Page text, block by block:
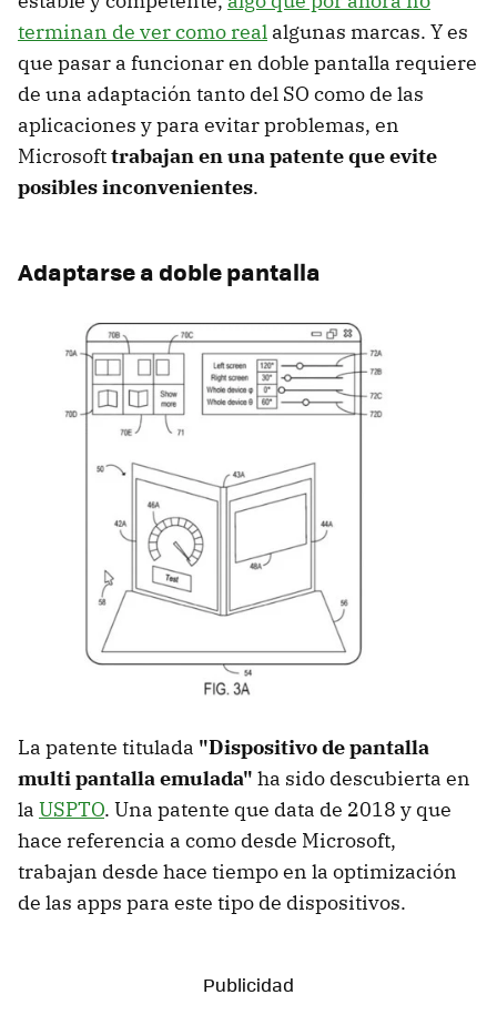
terminan de ver como real algunas marcas. Y es
que pasar a funcionar en doble pantalla requiere
de una adaptación tanto del SO como de las
aplicaciones y para evitar problemas, en
Microsofttrabajan en una patente que evite
posibles inconvenientes.
Adaptarse a doble pantalla
La patente titulada "Dispositivo de pantalla
multi pantalla emulada" ha sido descubierta en
la USPTO. Una patente que data de 2018 y que
hace referencia a como desde Microsoft,
trabajan desde hace tiempo en la optimización
de las apps para este tipo de dispositivos.